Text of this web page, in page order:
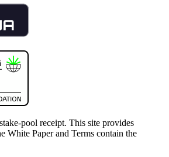
pool receipt. This site provides
White Paper and Terms contain the